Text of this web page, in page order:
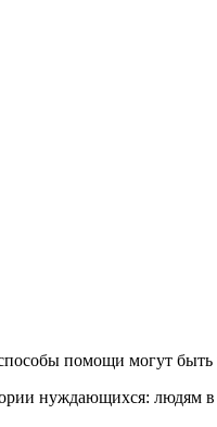
помощи могут
нуждающихся: людям